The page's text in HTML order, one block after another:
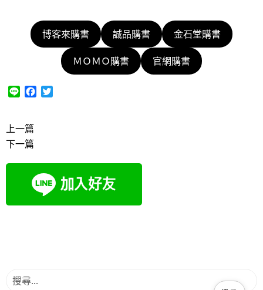
博客來購書 誠品購書 金石堂購書
ＭＯＭＯ購書 官網購書
e
o
k
r
上一篇
下一篇